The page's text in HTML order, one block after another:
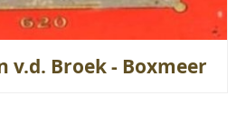
v.d. Broek - Boxmeer